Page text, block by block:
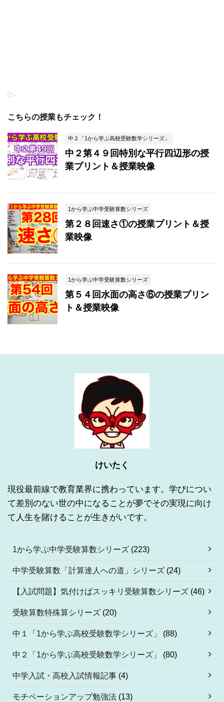
-
こちらの授業もチェック！
中２「1から学ぶ高校受験数学シリーズ」
中２第４９回特別な平行四辺形の授
業プリント＆授業映像
1から学ぶ中学受験算数シリーズ
第２８回速さ①の授業プリント＆授
業映像
1から学ぶ中学受験算数シリーズ
第５４回水面の高さ⑥の授業プリン
ト＆授業映像
けいたく
現役最前線で教育業界に携わっています。学びについ
て差別のない世の中になることが夢でその実現に向け
て人生を賭けることが生きがいです。
1から学ぶ中学受験算数シリーズ (223)
中学受験算数「計算達人への道」シリーズ (24)
【入試問題】気付けばスッキリ受験算数シリーズ (46)
受験算数特殊算シリーズ (20)
中１「1から学ぶ高校受験数学シリーズ」 (88)
中２「1から学ぶ高校受験数学シリーズ」 (80)
中学入試・高校入試情報記事 (4)
モチベーションアップ勉強法 (13)